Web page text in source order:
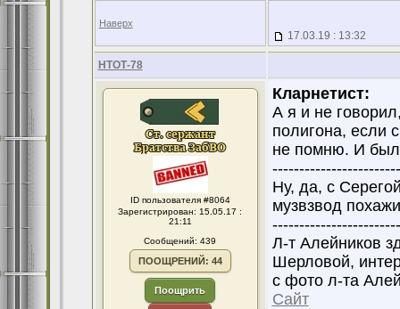
Наверх
17.03.19 : 13:32
НТОТ-78
ID пользователя #8064
Зарегистрирован: 15.05.17 :
21:11
Сообщений: 439
ПООЩРЕНИЙ: 44
Поощрить
Кларнетист:
А я и не
полигона, если
не помню. И
Ну, да, с
музвзвод
Л-т Алейников
Шерловой,
с фото л-та
Сайт